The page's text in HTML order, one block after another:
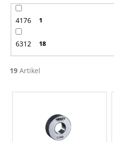
4176 1
6312 18
19 Artikel
L